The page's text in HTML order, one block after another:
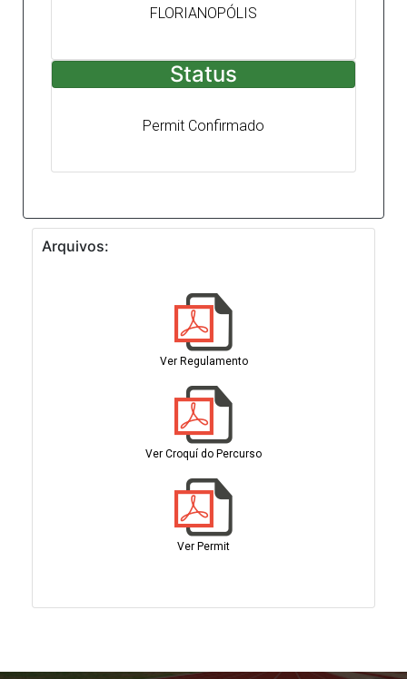
FLORIANOPÓLIS
Status
Permit Confirmado
Arquivos:
Ver Regulamento
Ver Croquí do Percurso
Ver Permit